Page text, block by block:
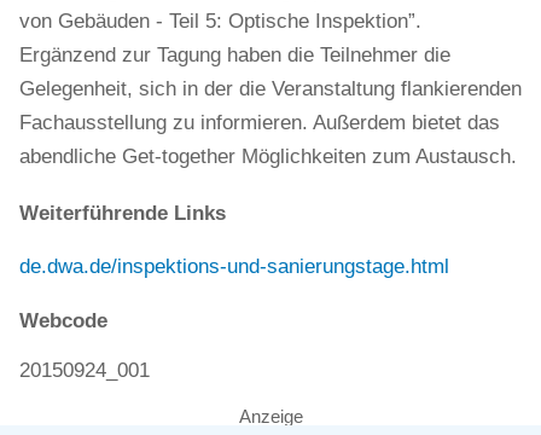
von Gebäuden - Teil 5: Optische Inspektion”.
Ergänzend zur Tagung haben die Teilnehmer die
Gelegenheit, sich in der die Veranstaltung flankierenden
Fachausstellung zu informieren. Außerdem bietet das
abendliche Get-together Möglichkeiten zum Austausch.
Weiterführende Links
de.dwa.de/inspektions-und-sanierungstage.html
Webcode
20150924_001
Anzeige